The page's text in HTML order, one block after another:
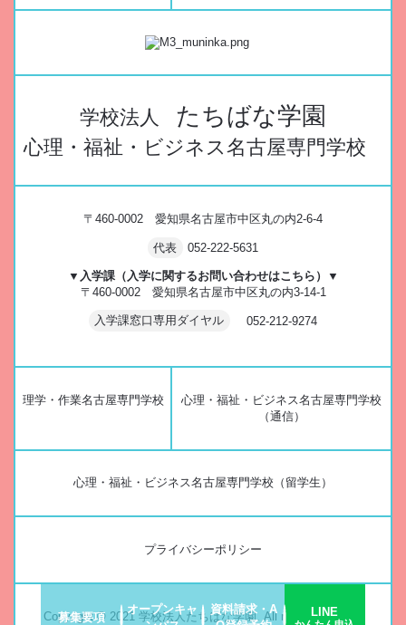
学校法人 たちばな学園
心理・福祉・ビジネス名古屋専門学校
〒460-0002 愛知県名古屋市中区丸の内2-6-4
代表 052-222-5631
▼入学課（入学に関するお問い合わせはこちら）▼
〒460-0002 愛知県名古屋市中区丸の内3-14-1
入学課窓口専用ダイヤル 052-212-9274
理学・作業名古屋専門学校
心理・福祉・ビジネス名古屋専門学校
（通信）
心理・福祉・ビジネス名古屋専門学校（留学生）
プライバシーポリシー
Copyright © 2021 学校法人たちばな学園. All rights reserved.
募集要項
オープンキャ
資料請求・A
LINE